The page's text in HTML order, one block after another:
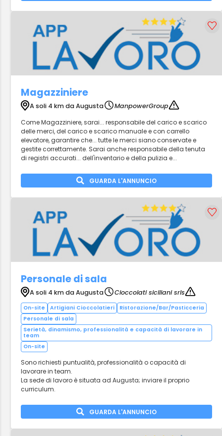
Magazziniere
A soli 4 km da Augusta
ManpowerGroup
Come Magazziniere, sarai... responsabile del carico e scarico
delle merci, del carico e scarico manuale e con carrello
elevatore, garantire che... tutte le merci siano conservate e
gestite correttamente. Sarai anche responsabile della tenuta
di registri accurati... dell'inventario e della pulizia e...
GUARDA L'ANNUNCIO
Personale di sala
A soli 4 km da Augusta Cioccolati siciliani srls
On-site Artigiani Cioccolatieri
Ristorazione/Bar/Pasticceria
Personale di sala
Serietà, dinamismo, professionalità e capacità di lavorare in
team
On-site
Sono richiesti puntualità, professionalità o capacità di
lavorare in team.
La sede di lavoro è situata ad Augusta; inviare il proprio
curriculum.
GUARDA L'ANNUNCIO